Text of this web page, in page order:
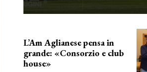
L’Am Aglianese pensa in
grande: «Consorzio e club
house»